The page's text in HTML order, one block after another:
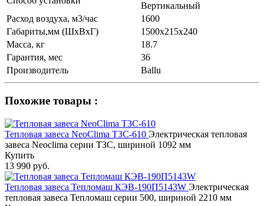
Вертикальный
Расход воздуха, м3/час
1600
Габариты,мм (ШхВхГ)
1500х215х240
Масса, кг
18.7
Гарантия, мес
36
Производитель
Ballu
Похожие товары :
Тепловая завеса NeoClima ТЗС-610 Электрическая тепловая
завеса Neoclima серии ТЗС, шириной 1092 мм
Купить
13 990 руб.
Тепловая завеса Тепломаш КЭВ-190П5143W Электрическая
тепловая завеса Тепломаш серии 500, шириной 2210 мм